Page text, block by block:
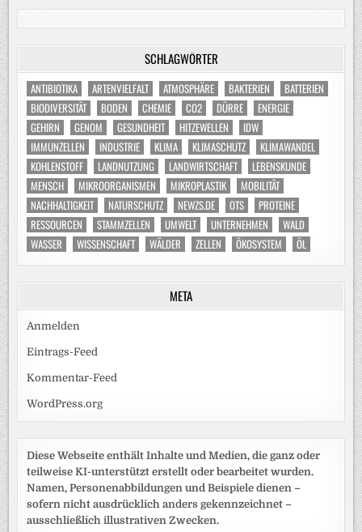
SCHLAGWÖRTER
ANTIBIOTIKA ARTENVIELFALT ATMOSPHÄRE BAKTERIEN
BATTERIEN
BIODIVERSITÄT
BODEN CHEMIE CO2 DÜRRE
ENERGIE
GEHIRN
GENOM GESUNDHEIT HITZEWELLEN
IDW
IMMUNZELLEN
INDUSTRIE KLIMA KLIMASCHUTZ
KLIMAWANDEL
KOHLENSTOFF
LANDNUTZUNG LANDWIRTSCHAFT
LEBENSKUNDE
MENSCH
MIKROORGANISMEN MIKROPLASTIK
MOBILITÄT
NACHHALTIGKEIT
NATURSCHUTZ NEWZS.DE OTS
PROTEINE
RESSOURCEN
STAMMZELLEN UMWELT UNTERNEHMEN
WALD
WASSER
WISSENSCHAFT WÄLDER ZELLEN ÖKOSYSTEM ÖL
META
Anmelden
Eintrags-Feed
Kommentar-Feed
WordPress.org
Diese Webseite enthält Inhalte und Medien, die ganz oder
teilweise KI-unterstützt erstellt oder bearbeitet wurden.
Namen, Personenabbildungen und Beispiele dienen –
sofern nicht ausdrücklich anders gekennzeichnet –
ausschließlich illustrativen Zwecken.